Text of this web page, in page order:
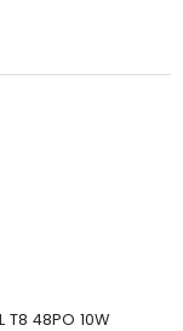
T8 48PO 10W